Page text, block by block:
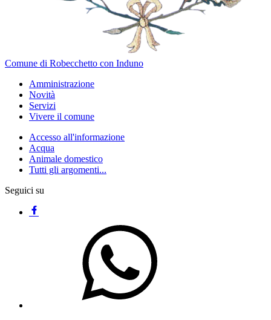
Comune di Robecchetto con Induno
Amministrazione
Novità
Servizi
Vivere il comune
Accesso all'informazione
Acqua
Animale domestico
Tutti gli argomenti...
Seguici su